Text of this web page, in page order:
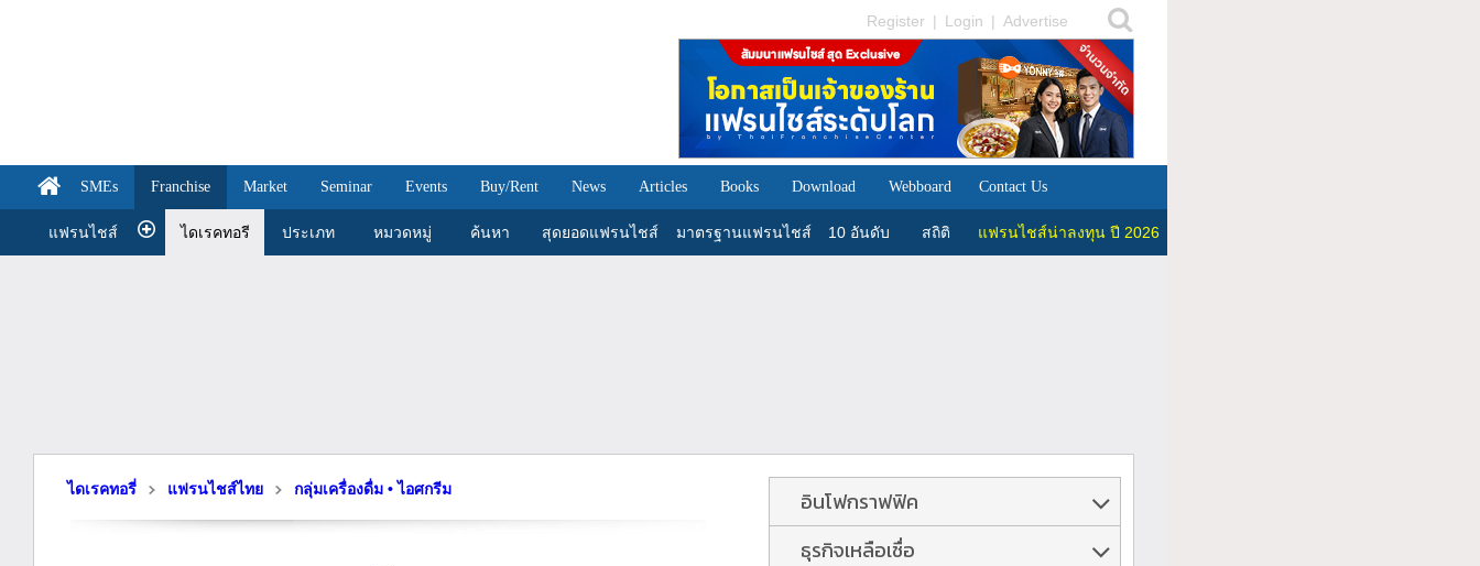
Register | Login | Advertise
SMEs Franchise Market Seminar Events Buy/Rent News Articles Books Download Webboard Contact Us
แฟรนไชส์ ไดเรคทอรี ประเภท หมวดหมู่ ค้นหา สุดยอดแฟรนไชส์ มาตรฐานแฟรนไชส์ 10 อันดับ สถิติ แฟรนไชส์น่าลงทุน ปี 2026
ไดเรคทอรี่ แฟรนไชส์ไทย กลุ่มเครื่องดื่ม • ไอศกรีม
อินโฟกราฟฟิค
ธุรกิจเหลือเชื่อ